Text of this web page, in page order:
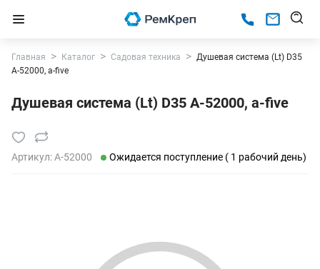
Главная Каталог Садовая техника
Душевая система (Lt) D35
A-52000, a-five
Душевая система (Lt) D35 A-52000, a-five
Артикул:A-52000 Ожидается поступление ( 1 рабочий день)